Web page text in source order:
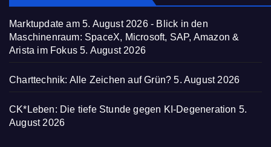
Marktupdate am 5. August 2026 - Blick in den
Maschinenraum: SpaceX, Microsoft, SAP, Amazon &
Arista im Fokus 5. August 2026
Charttechnik: Alle Zeichen auf Grün? 5. August 2026
CK*Leben: Die tiefe Stunde gegen KI-Degeneration 5.
August 2026